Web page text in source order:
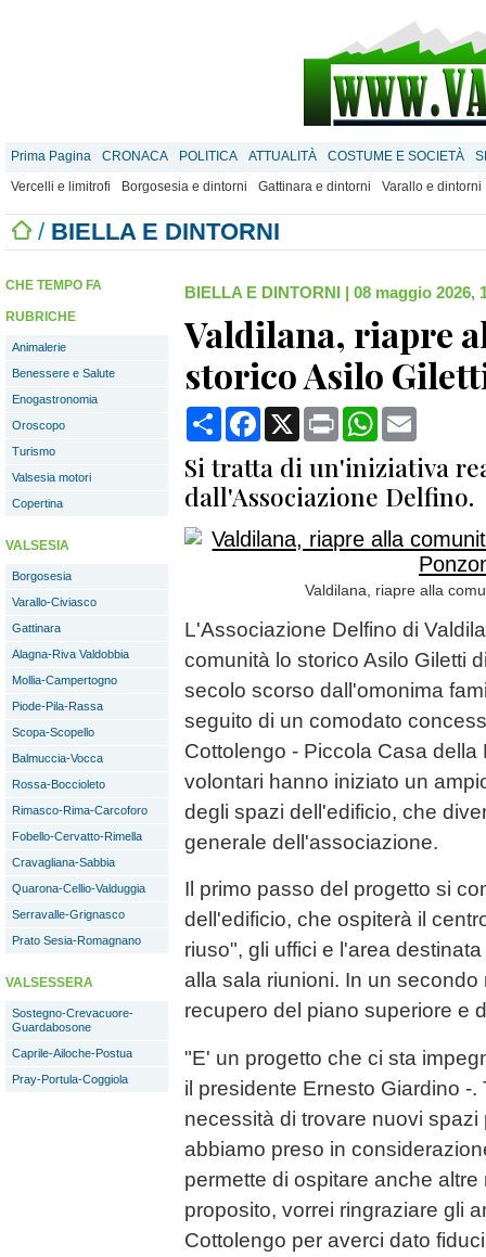
Prima Pagina CRONACA POLITICA ATTUALITÀ COSTUME E SOCIETÀ
Vercelli e limitrofi
Borgosesia e dintorni Gattinara e dintorni Varallo e dintorni
/ BIELLA E DINTORNI
CHE TEMPO FA
RUBRICHE
Animalerie
Benessere e Salute
Enogastronomia
Oroscopo
Turismo
Valsesia motori
Copertina
VALSESIA
Borgosesia
Varallo-Civiasco
Gattinara
Alagna-Riva Valdobbia
Mollia-Campertogno
Piode-Pila-Rassa
Scopa-Scopello
Balmuccia-Vocca
Rossa-Boccioleto
Rimasco-Rima-Carcoforo
Fobello-Cervatto-Rimella
Cravagliana-Sabbia
Quarona-Cellio-Valduggia
Serravalle-Grignasco
Prato Sesia-Romagnano
VALSESSERA
Sostegno-Crevacuore-
Guardabosone
Caprile-Ailoche-Postua
Pray-Portula-Coggiola
BIELLA E DINTORNI | 08 maggio 2026,
Valdilana, riapre
storico Asilo
CondividiFacebook
X Print WhatsApp
Si tratta di un'iniziativa
dall'Associazione Delfino.
Valdilana, riapre alla
L'Associazione Delfino di
comunità lo storico Asilo Giletti
secolo scorso dall'omonima
seguito di un comodato
Cottolengo - Piccola Casa
volontari hanno iniziato un
degli spazi dell'edificio, che
generale dell'associazione.
Il primo passo del progetto si
dell'edificio, che ospiterà il
riuso", gli uffici e l'area
alla sala riunioni. In un
recupero del piano superiore e
"E' un progetto che ci sta
il presidente Ernesto Giardino -.
necessità di trovare nuovi
abbiamo preso in
permette di ospitare anche
proposito, vorrei ringraziare gli
Cottolengo per averci dato